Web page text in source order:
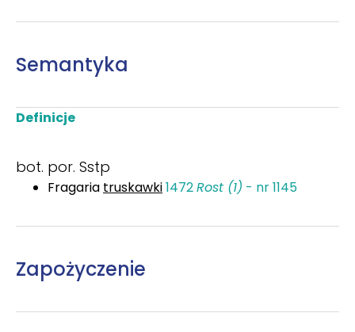
Semantyka
Definicje
bot. por. Sstp
Fragaria truskawki1472Rost (1) - nr 1145
Zapożyczenie